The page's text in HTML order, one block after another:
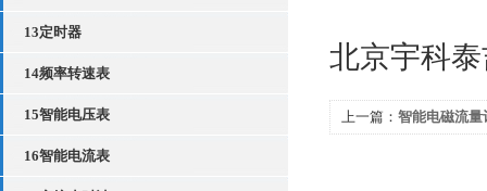
13定时器
14频率转速表
15智能电压表
16智能电流表
北京宇科
上一篇： 智能电磁流量